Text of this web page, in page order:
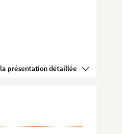
Voir la présentation détaillée